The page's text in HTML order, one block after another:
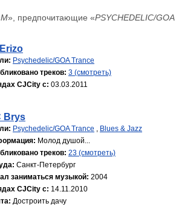
M», предпочитающие «PSYCHEDELIC/
Psychedelic/GOA Trance
треков: 3 (смотреть)
CJCity с: 03.03.2011
Brys
Psychedelic/GOA Trance , Blues & Jazz
Молод душой...
треков: 23 (смотреть)
Санкт-Петербург
заниматься музыкой: 2004
CJCity с: 14.11.2010
Достроить дачу